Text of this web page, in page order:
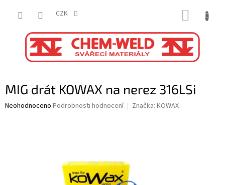
CZK
MIG drát KOWAX na nerez 316LSi
Průměrné
Neohodnoceno Podrobnosti hodnocení Značka: KOWAX